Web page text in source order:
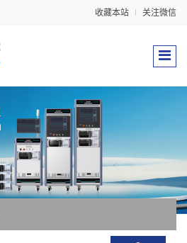
收藏本站 关注微信